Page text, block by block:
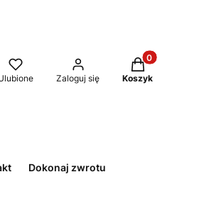
Zaloguj się
Produkty w
Koszyk
Dokonaj zwrotu